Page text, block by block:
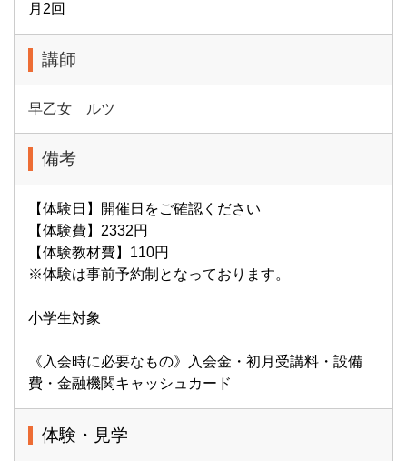
月2回
講師
早乙女 ルツ
備考
【体験日】開催日をご確認ください
【体験費】2332円
【体験教材費】110円
※体験は事前予約制となっております。
小学生対象
《入会時に必要なもの》入会金・初月受講料・設備
費・金融機関キャッシュカード
体験・見学